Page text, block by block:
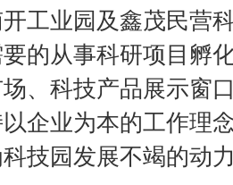
工业园及鑫茂民营
的从事科研项目孵
、科技产品展示窗
企业为本的工作理
技园发展不竭的动